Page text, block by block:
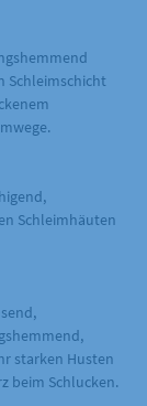
Schleimschicht
Schleimhäuten
starken Husten
beim Schlucken.